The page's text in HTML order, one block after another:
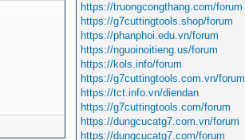
https://truongcongthang.com/forum
https://g7cuttingtools.shop/forum
https://phanphoi.edu.vn/forum
https://nguoinoitieng.us/forum
https://kols.info/forum
https://g7cuttingtools.com.vn/forum
https://tct.info.vn/diendan
https://g7cuttingtools.com/forum
https://dungcucatg7.com.vn/forum
https://dungcucatg7.com/forum